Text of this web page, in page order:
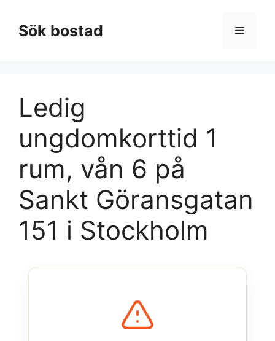
innehållSök bostad Meny
Ledig
ungdomkorttid 1
rum, vån 6 på
Sankt Göransgatan
151 i Stockholm